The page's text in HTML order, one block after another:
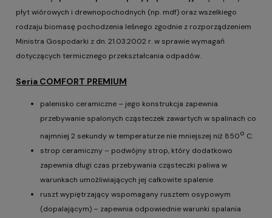
płyt wiórowych i drewnopochodnych (np. mdf) oraz wszelkiego
rodzaju biomasę pochodzenia leśnego zgodnie z rozporządzeniem
Ministra Gospodarki z dn. 21.03.2002 r. w sprawie wymagań
dotyczących termicznego przekształcania odpadów.
Seria COMFORT PREMIUM
palenisko ceramiczne – jego konstrukcja zapewnia
przebywanie spalonych cząsteczek zawartych w spalinach co
najmniej 2 sekundy w temperaturze nie mniejszej niż 850o C.
strop ceramiczny – podwójny strop, który dodatkowo
zapewnia długi czas przebywania cząsteczki paliwa w
warunkach umożliwiających jej całkowite spalenie
ruszt wypiętrzający wspomagany rusztem osypowym
(dopalającym) – zapewnia odpowiednie warunki spalania